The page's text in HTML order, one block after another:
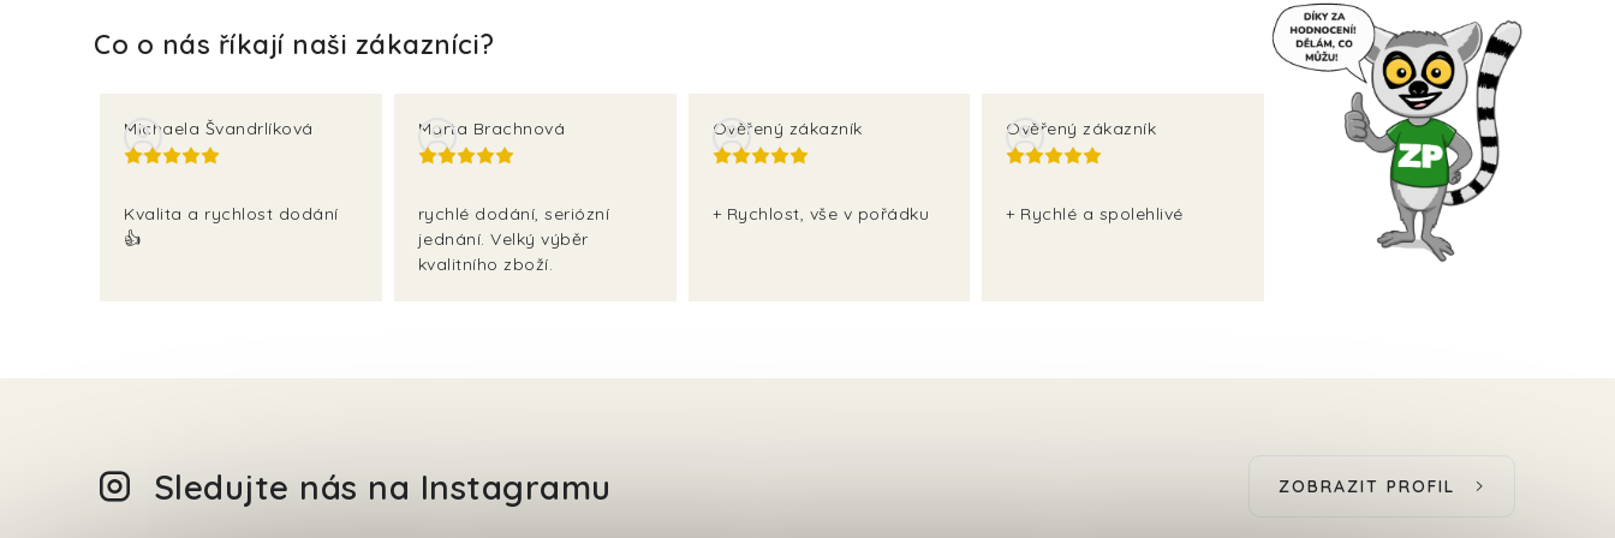
Michaela Švandrlíková
Kvalita a rychlost dodání
👍
Marta Brachnová
rychlé dodání, seriózní
jednání. Velký výběr
kvalitního zboží.
Ověřený zákazník
+ Rychlost, vše v pořádku
Ověřený zákazník
+ Rychlé a spolehlivé
Sledujte nás na Instagramu ZOBRAZIT PROFIL